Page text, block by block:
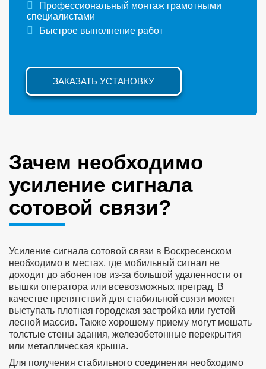
Профессиональный монтаж грамотными
специалистами
Быстрое выполнение работ
ЗАКАЗАТЬ УСТАНОВКУ
Зачем необходимо
усиление сигнала
сотовой связи?
Усиление сигнала сотовой связи в Воскресенском
необходимо в местах, где мобильный сигнал не
доходит до абонентов из-за большой удаленности от
вышки оператора или всевозможных преград. В
качестве препятствий для стабильной связи может
выступать плотная городская застройка или густой
лесной массив. Также хорошему приему могут мешать
толстые стены здания, железобетонные перекрытия
или металлическая крыша.
Для получения стабильного соединения необходимо